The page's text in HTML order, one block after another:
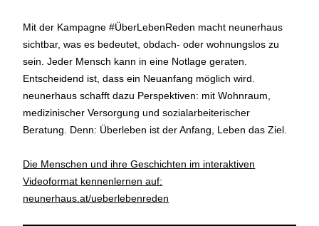
Mit der Kampagne #ÜberLebenReden macht neunerhaus
sichtbar, was es bedeutet, obdach- oder wohnungslos zu
sein. Jeder Mensch kann in eine Notlage geraten.
Entscheidend ist, dass ein Neuanfang möglich wird.
neunerhaus schafft dazu Perspektiven: mit Wohnraum,
medizinischer Versorgung und sozialarbeiterischer
Beratung. Denn: Überleben ist der Anfang, Leben das Ziel.
Die Menschen und ihre Geschichten im interaktiven
Videoformat kennenlernen auf:
neunerhaus.at/ueberlebenreden